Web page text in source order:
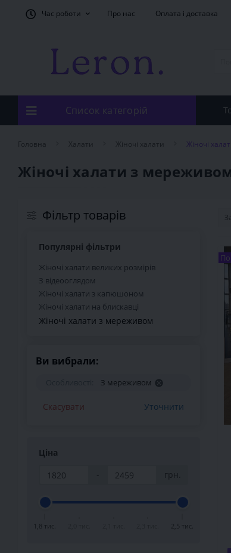
Час роботи Про нас Оплата і доставка
Список категорій
Головна Халати Жіночі халати Жіночі
Жіночі халати з
Фільтр товарів
Популярні фільтри
Жіночі халати великих розмірів
З відеооглядом
Жіночі халати з капюшоном
Жіночі халати на блискавці
Жіночі халати з мереживом
Ви вибрали:
З мереживом
Скасувати Уточнити
Ціна
-
грн.
1,8 тис. 2,5 тис.